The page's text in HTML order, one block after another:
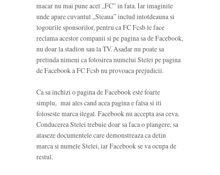
macar nu mai pune acel „FC” in fata. Iar imaginile
unde apare cuvantul „Steaua” includ intotdeauna si
logourile sponsorilor, pentru ca FC Fcsb le face
reclama acestor companii si pe pagina sa de Facebook,
nu doar la stadion sau la TV. Asadar nu poate sa
pretinda nimeni ca folosirea numelui Stelei pe pagina
de Facebook a FC Fcsb nu provoaca prejudicii.
Ca sa inchizi o pagina de Facebook este foarte
simplu, mai ales cand acea pagina e falsa si iti
foloseste marca ilegal. Facebook nu accepta asa ceva.
Conducerea Stelei trebuie doar sa faca o plangere, sa
ataseze documentele care demonstreaza ca detin
marca si numele Stelei, iar Facebook se va ocupa de
restul.